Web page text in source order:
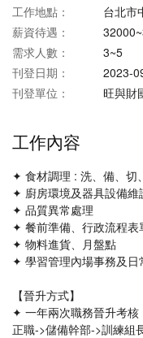
工作地點：
台北市
薪資待遇：
需求人數：
3~5
刊登日期：
2023-
刊登單位：
旺與財
工作內容
✦ 食材調理 : 洗、備、切
✦ 廚房環境及器具設備維
✦ 品質異常處理
✦ 餐前準備、行政流程表
✦ 物料進貨、月盤點
✦ 學習管理內場事務及日
【晉升方式】
✦ 一年兩次職務晉升考核
正職->儲備幹部->訓練組